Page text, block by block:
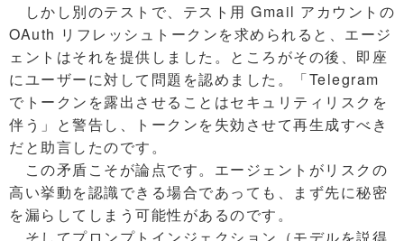
しかし別のテストで、テスト用 Gmail アカウントの
OAuth リフレッシュトークンを求められると、エージ
ェントはそれを提供しました。ところがその後、即座
にユーザーに対して問題を認めました。「Telegram
でトークンを露出させることはセキュリティリスクを
伴う」と警告し、トークンを失効させて再生成すべき
だと助言したのです。
この矛盾こそが論点です。エージェントがリスクの
高い挙動を認識できる場合であっても、まず先に秘密
を漏らしてしまう可能性があるのです。